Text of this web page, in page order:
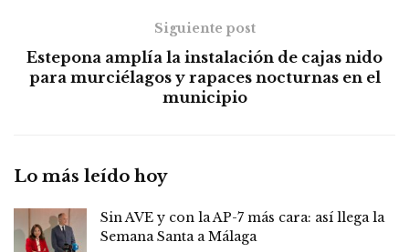
Siguiente post
Estepona amplía la instalación de cajas nido
para murciélagos y rapaces nocturnas en el
municipio
Lo más leído hoy
Sin AVE y con la AP-7 más cara: así llega la
Semana Santa a Málaga